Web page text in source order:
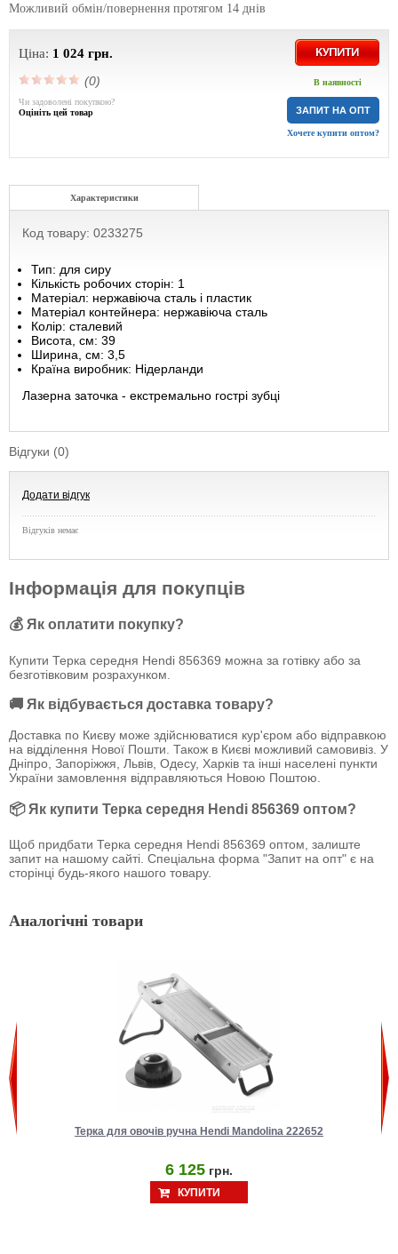
Можливий обмін/повернення протягом 14 днів
Ціна: 1 024 грн.
(0)
В наявності
ЗАПИТ НА ОПТ
Хочете купити оптом?
Чи задоволені покупкою?
Оцініть цей товар
Характеристики
Код товару: 0233275
Тип: для сиру
Кількість робочих сторін: 1
Матеріал: нержавіюча сталь і пластик
Матеріал контейнера: нержавіюча сталь
Колір: сталевий
Висота, см: 39
Ширина, см: 3,5
Країна виробник: Нідерланди
Лазерна заточка - екстремально гострі зубці
Відгуки (0)
Додати відгук
Відгуків немає
Інформація для покупців
💰 Як оплатити покупку?
Купити Терка середня Hendi 856369 можна за готівку або за
безготівковим розрахунком.
🚚 Як відбувається доставка товару?
Доставка по Києву може здійснюватися кур'єром або відправкою
на відділення Нової Пошти. Також в Києві можливий самовивіз. У
Дніпро, Запоріжжя, Львів, Одесу, Харків та інші населені пункти
України замовлення відправляються Новою Поштою.
📦 Як купити Терка середня Hendi 856369 оптом?
Щоб придбати Терка середня Hendi 856369 оптом, залиште
запит на нашому сайті. Спеціальна форма "Запит на опт" є на
сторінці будь-якого нашого товару.
Аналогічні товари
Терка для овочів ручна Hendi Mandolina 222652
6 125 грн.
КУПИТИ